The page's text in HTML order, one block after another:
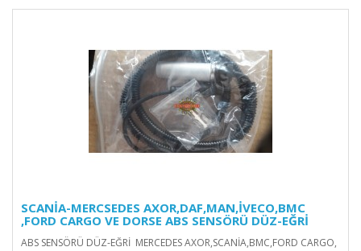
SCANİA-MERCSEDES AXOR,DAF,MAN,İVECO,BMC
,FORD CARGO VE DORSE ABS SENSÖRÜ DÜZ-EĞRİ
ABS SENSÖRÜ DÜZ-EĞRİ MERCEDES AXOR,SCANİA,BMC,FORD CARGO,